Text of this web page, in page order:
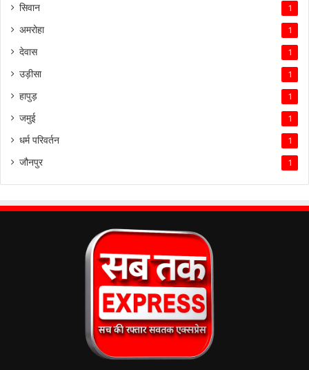
सिवान 1
अमरोहा 1
देवास 1
उड़ीसा 1
हापुड़ 1
जमुई 1
धर्म परिवर्तन 1
जौनपुर 1